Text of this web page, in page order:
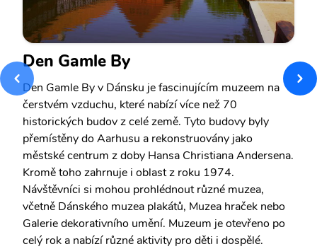
Den Gamle By
Den Gamle By v Dánsku je fascinujícím muzeem na
čerstvém vzduchu, které nabízí více než 70
historických budov z celé země. Tyto budovy byly
přemístěny do Aarhusu a rekonstruovány jako
městské centrum z doby Hansa Christiana Andersena.
Kromě toho zahrnuje i oblast z roku 1974.
Návštěvníci si mohou prohlédnout různé muzea,
včetně Dánského muzea plakátů, Muzea hraček nebo
Galerie dekorativního umění. Muzeum je otevřeno po
celý rok a nabízí různé aktivity pro děti i dospělé.